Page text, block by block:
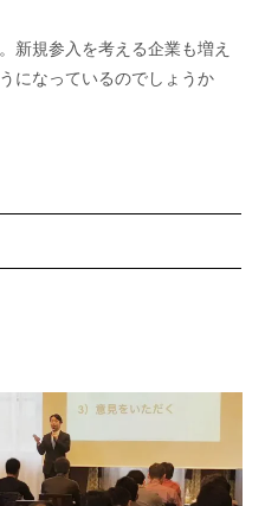
新規参入を考える企業も増え
になっているのでしょうか